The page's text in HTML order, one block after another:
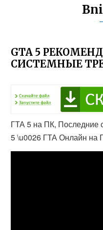
GTA 5
СИСТЕМНЫЕ
ГТА 5 на ПК, Последние
5 \u0026 ГТА Онлайн на